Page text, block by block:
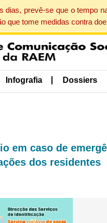
prevê-se que o tempo
que tome medidas contra
Infografia Dossiers
em caso de
dos residentes